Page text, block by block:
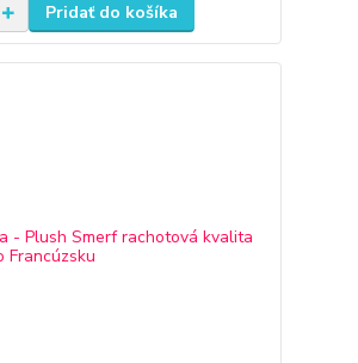
Pridať do košíka